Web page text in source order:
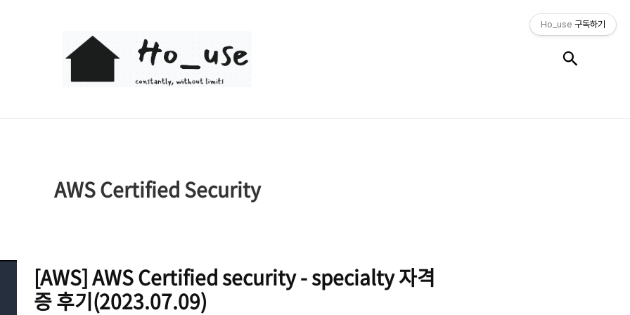
Ho_use
AWS Certified Security
[AWS] AWS Certified security - specialty 자격
증 후기(2023.07.09)
Ho_use 구독하기